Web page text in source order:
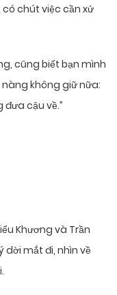
có chút việc cần xử
cũng biết bạn mình
không giữ nữa:
đưa cậu về.”
Khương và Trần
dời mắt đi, nhìn về